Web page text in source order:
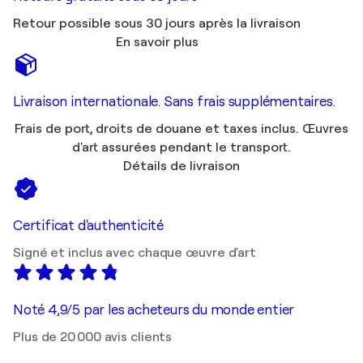
Retour possible sous 30 jours après la livraison
En savoir plus
Livraison internationale. Sans frais supplémentaires.
Frais de port, droits de douane et taxes inclus. Œuvres
d'art assurées pendant le transport.
Détails de livraison
Certificat d'authenticité
Signé et inclus avec chaque œuvre d'art
Noté 4,9/5 par les acheteurs du monde entier
Plus de 20 000 avis clients